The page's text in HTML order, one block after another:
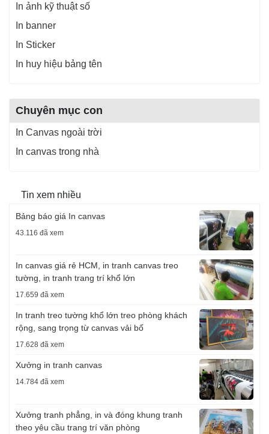
In ảnh kỹ thuật số
In banner
In Sticker
In huy hiệu bảng tên
Chuyên mục con
In Canvas ngoài trời
In canvas trong nhà
Tin xem nhiều
Bảng báo giá In canvas
43.116 đã xem
In canvas giá rẻ HCM, in tranh canvas treo
tường, in tranh trang trí khổ lớn
17.659 đã xem
In tranh treo tường khổ lớn treo phòng khách
rộng, sang trọng từ canvas vải bố
17.628 đã xem
Xưởng in tranh canvas
14.784 đã xem
Xưởng tranh phẳng, in và đóng khung tranh
theo yêu cầu trang trí văn phòng